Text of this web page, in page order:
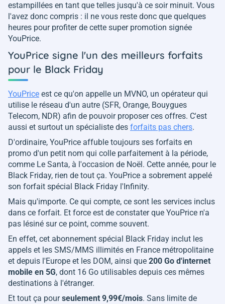
estampillées en tant que telles jusqu'à ce soir minuit. Vous
l'avez donc compris : il ne vous reste donc que quelques
heures pour profiter de cette super promotion signée
YouPrice.
YouPrice signe l'un des meilleurs forfaits
pour le Black Friday
YouPrice est ce qu'on appelle un MVNO, un opérateur qui
utilise le réseau d'un autre (SFR, Orange, Bouygues
Telecom, NDR) afin de pouvoir proposer ces offres. C'est
aussi et surtout un spécialiste des forfaits pas chers.
D'ordinaire, YouPrice affuble toujours ses forfaits en
promo d'un petit nom qui colle parfaitement à la période,
comme Le Santa, à l'occasion de Noël. Cette année, pour le
Black Friday, rien de tout ça. YouPrice a sobrement appelé
son forfait spécial Black Friday l'Infinity.
Mais qu'importe. Ce qui compte, ce sont les services inclus
dans ce forfait. Et force est de constater que YouPrice n'a
pas lésiné sur ce point, comme souvent.
En effet, cet abonnement spécial Black Friday inclut les
appels et les SMS/MMS illimités en France métropolitaine
et depuis l'Europe et les DOM, ainsi que 200 Go d'internet
mobile en 5G, dont 16 Go utilisables depuis ces mêmes
destinations à l'étranger.
Et tout ça pourseulement 9,99€/mois. Sans limite de